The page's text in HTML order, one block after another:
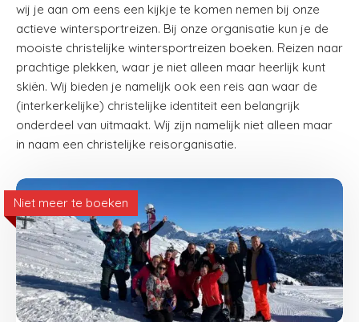
wij je aan om eens een kijkje te komen nemen bij onze
actieve wintersportreizen. Bij onze organisatie kun je de
mooiste christelijke wintersportreizen boeken. Reizen naar
prachtige plekken, waar je niet alleen maar heerlijk kunt
skiën. Wij bieden je namelijk ook een reis aan waar de
(interkerkelijke) christelijke identiteit een belangrijk
onderdeel van uitmaakt. Wij zijn namelijk niet alleen maar
in naam een christelijke reisorganisatie.
Niet meer te boeken